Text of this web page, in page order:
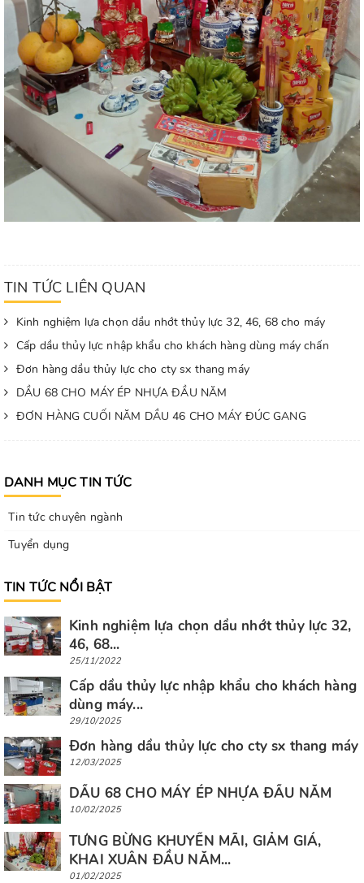
TIN TỨC LIÊN QUAN
Kinh nghiệm lựa chọn dầu nhớt thủy lực 32, 46, 68 cho máy
Cấp dầu thủy lực nhập khẩu cho khách hàng dùng máy chấn
Đơn hàng dầu thủy lực cho cty sx thang máy
DẦU 68 CHO MÁY ÉP NHỰA ĐẦU NĂM
ĐƠN HÀNG CUỐI NĂM DẦU 46 CHO MÁY ĐÚC GANG
DANH MỤC TIN TỨC
Tin tức chuyên ngành
Tuyển dụng
TIN TỨC NỔI BẬT
Kinh nghiệm lựa chọn dầu nhớt thủy lực 32,
46, 68...
25/11/2022
Cấp dầu thủy lực nhập khẩu cho khách hàng
dùng máy...
29/10/2025
Đơn hàng dầu thủy lực cho cty sx thang máy
12/03/2025
DẦU 68 CHO MÁY ÉP NHỰA ĐẦU NĂM
10/02/2025
TƯNG BỪNG KHUYẾN MÃI, GIẢM GIÁ,
KHAI XUÂN ĐẦU NĂM...
01/02/2025